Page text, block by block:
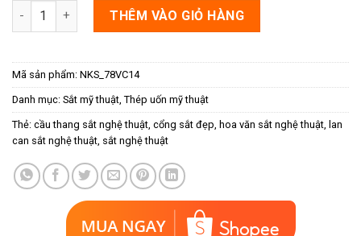
Thép uốn mỹ thuật vuông cạnh NKS-78VC14 số lượng
THÊM VÀO GIỎ HÀNG
Mã sản phẩm: NKS_78VC14
Danh mục: Sắt mỹ thuật Thép uốn mỹ thuật
Thẻ: cầu thang sắt nghệ thuật cổng sắt đẹp hoa văn sắt nghệ thuật lan
can sắt nghệ thuật sắt nghệ thuật